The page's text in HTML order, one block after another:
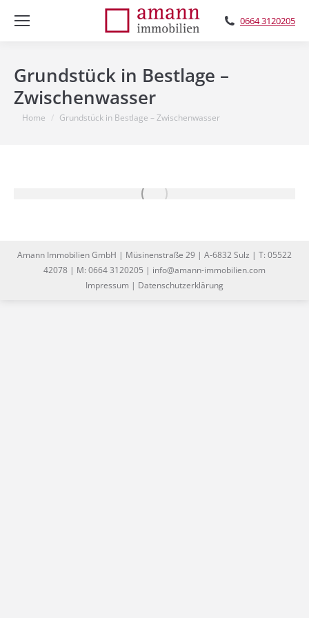
0664 3120205
Grundstück in Bestlage –
Zwischenwasser
You are here:
Home Grundstück in Bestlage – Zwischenwasser
Amann Immobilien GmbH | Müsinenstraße 29 | A-6832 Sulz | T: 05522
42078 | M: 0664 3120205 | info@amann-immobilien.com
Impressum | Datenschutzerklärung